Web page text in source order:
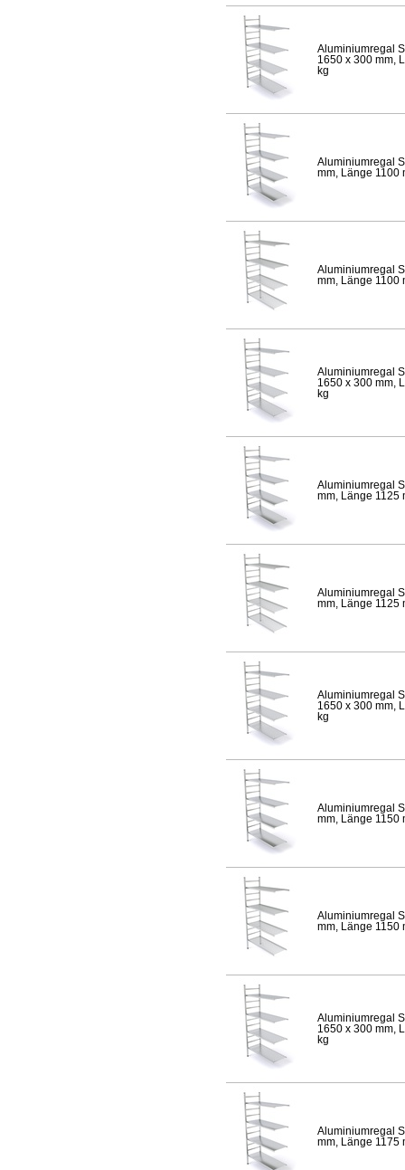
Aluminiumregal
1650 x 300 mm,
kg
Aluminiumregal
mm, Länge 1100
Aluminiumregal
mm, Länge 1100
Aluminiumregal
1650 x 300 mm,
kg
Aluminiumregal
mm, Länge 1125
Aluminiumregal
mm, Länge 1125
Aluminiumregal
1650 x 300 mm,
kg
Aluminiumregal
mm, Länge 1150
Aluminiumregal
mm, Länge 1150
Aluminiumregal
1650 x 300 mm,
kg
Aluminiumregal
mm, Länge 1175